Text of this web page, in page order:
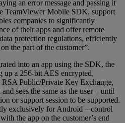
an error message and passing it
TeamViewer Mobile SDK, support
companies to significantly
of their apps and offer remote
protection regulations, efficiently
the part of the customer”.
into an app using the SDK, the
up a 256-bit AES encrypted,
Public/Private Key Exchange,
and sees the same as the user – until
or support session to be supported.
exclusively for Android – control
the app on the customer’s end